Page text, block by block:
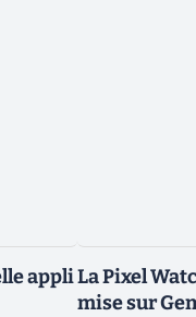
appliLa Pixel
mise sur